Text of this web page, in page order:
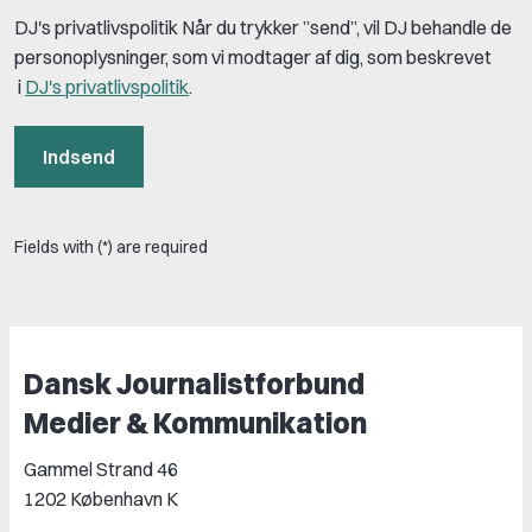
DJ's privatlivspolitik Når du trykker ”send”, vil DJ behandle de
personoplysninger, som vi modtager af dig, som beskrevet
i DJ's privatlivspolitik.
Indsend
Fields with (*) are required
Dansk Journalistforbund
Medier & Kommunikation
Gammel Strand 46
1202 København K